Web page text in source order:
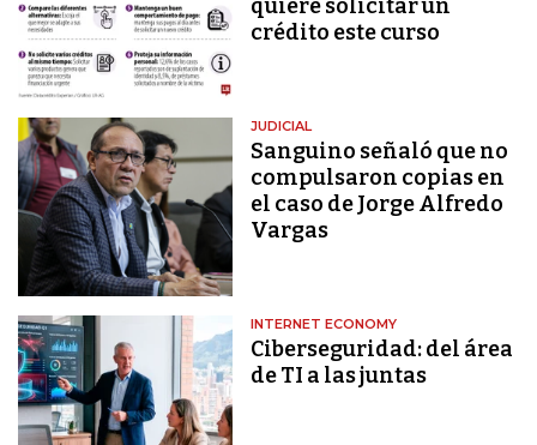
quiere solicitar un
crédito este curso
JUDICIAL
Sanguino señaló que no
compulsaron copias en
el caso de Jorge Alfredo
Vargas
INTERNET ECONOMY
Ciberseguridad: del área
de TI a las juntas